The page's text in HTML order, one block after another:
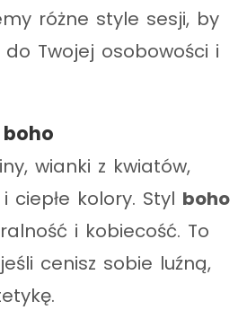
różne style sesji, by
Twojej osobowości i
wianki z kwiatów,
ciepłe kolory. Styl boho
i kobiecość. To
cenisz sobie luźną,